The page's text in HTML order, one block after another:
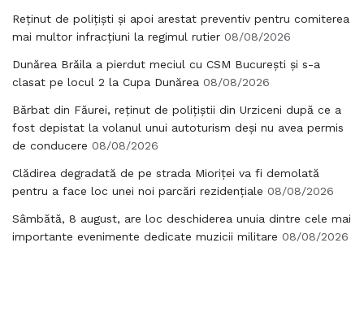
Reținut de polițiști și apoi arestat preventiv pentru comiterea
mai multor infracțiuni la regimul rutier 08/08/2026
Dunărea Brăila a pierdut meciul cu CSM București și s-a
clasat pe locul 2 la Cupa Dunărea 08/08/2026
Bărbat din Făurei, reținut de polițiștii din Urziceni după ce a
fost depistat la volanul unui autoturism deși nu avea permis
de conducere 08/08/2026
Clădirea degradată de pe strada Mioriței va fi demolată
pentru a face loc unei noi parcări rezidențiale 08/08/2026
Sâmbătă, 8 august, are loc deschiderea unuia dintre cele mai
importante evenimente dedicate muzicii militare 08/08/2026